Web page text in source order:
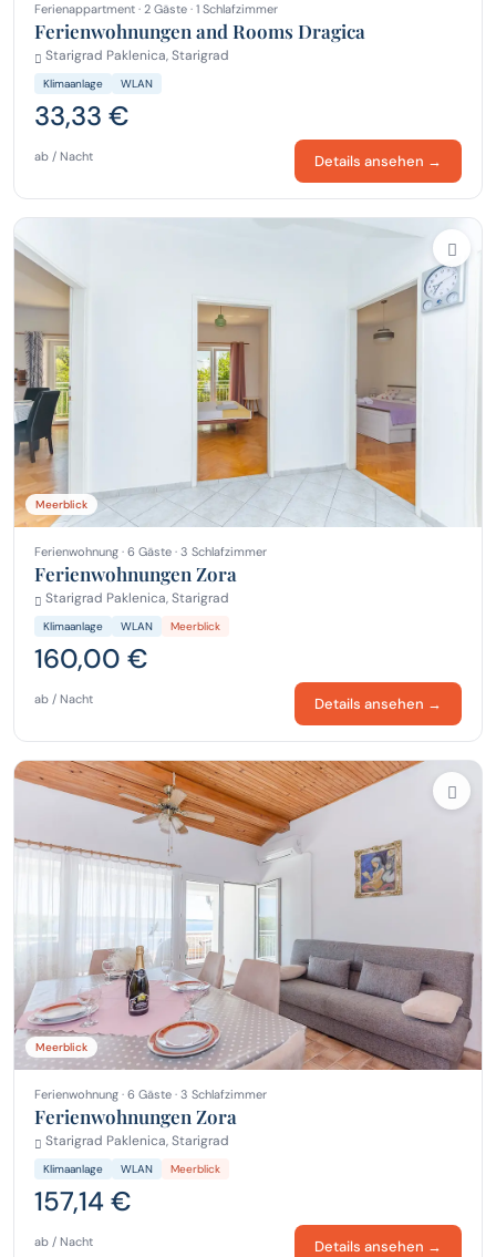
Ferienappartment · 2 Gäste · 1 Schlafzimmer
Ferienwohnungen and Rooms Dragica
Starigrad Paklenica, Starigrad
Klimaanlage WLAN
33,33 €
ab / Nacht Details ansehen →
Meerblick
Ferienwohnung · 6 Gäste · 3 Schlafzimmer
Ferienwohnungen Zora
Starigrad Paklenica, Starigrad
Klimaanlage WLAN Meerblick
160,00 €
ab / Nacht Details ansehen →
Meerblick
Ferienwohnung · 6 Gäste · 3 Schlafzimmer
Ferienwohnungen Zora
Starigrad Paklenica, Starigrad
Klimaanlage WLAN Meerblick
157,14 €
ab / Nacht Details ansehen →